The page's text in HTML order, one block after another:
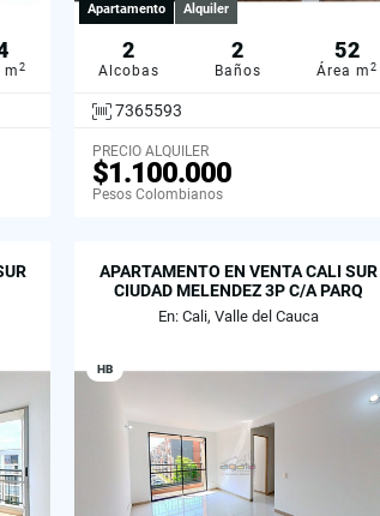
m 2
Apartamento Alquiler
2
Alcobas
2
Baños
52
Área m 2
7365593
PRECIO ALQUILER
$1.100.000
Pesos Colombianos
APARTAMENTO EN VENTA CALI SUR
CIUDAD MELENDEZ 3P C/A PARQ
En: Cali, Valle del Cauca
HB